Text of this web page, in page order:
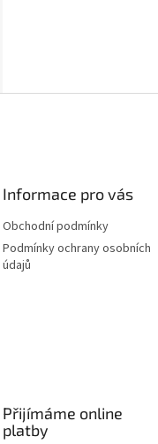
Informace pro vás
Obchodní podmínky
Podmínky ochrany osobních
údajů
Přijímáme online
platby